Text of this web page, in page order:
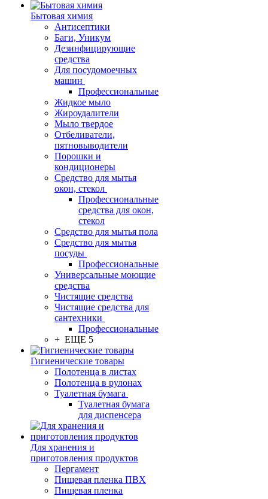
Бытовая химия
Антисептики
Баги, Уникум
Дезинфицирующие
средства
Для посудомоечных
машин
Профессиональные
Жидкое мыло
Жироудалители
Мыло твердое
Отбеливатели,
пятновыводители
Порошки и
кондиционеры
Средство для мытья
окон, стекол
Профессиональные
средства для окон,
стекол
Средство для мытья пола
Средство для мытья
посуды
Профессиональные
Универсальные моющие
средства
Чистящие средства
Чистящие средства для
сантехники
Профессиональные
+ ЕЩЕ 5
Гигиенические товары
Полотенца в листах
Полотенца в рулонах
Туалетная бумага
Туалетная бумага
для диспенсера
Для хранения и
приготовления продуктов
Пергамент
Пищевая пленка ПВХ
Пищевая пленка